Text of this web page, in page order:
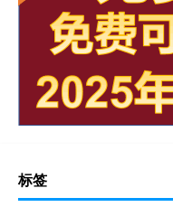
标签